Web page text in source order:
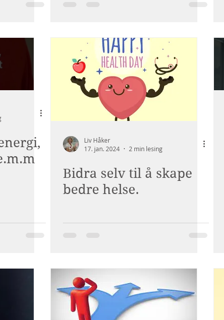
Liv Håker
17. jan. 2024
2 min lesing
Bidra selv til å skape
bedre helse.